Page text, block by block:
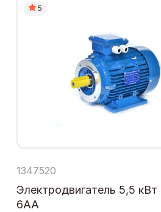
5
1347520
Электродвигатель 5,5 кВт
6AA